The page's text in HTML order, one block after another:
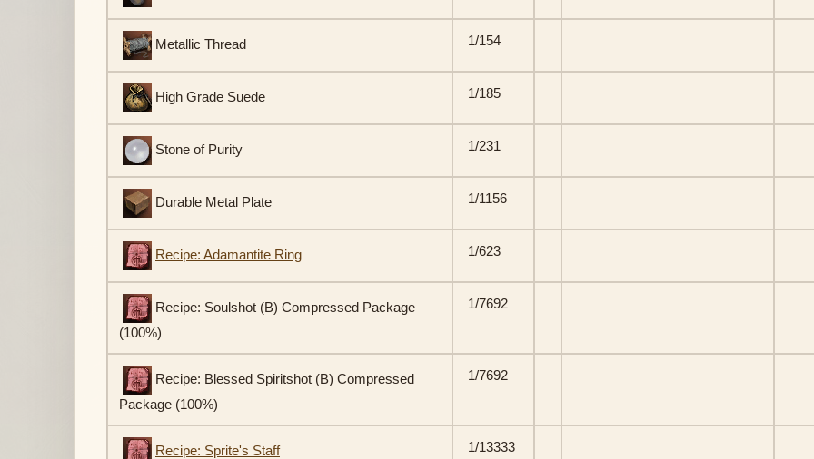
Metallic Thread 1/154
High Grade Suede 1/185
Stone of Purity 1/231
Durable Metal Plate 1/1156
Recipe: Adamantite Ring 1/623
Recipe: Soulshot (B) Compressed Package
(100%)
1/7692
Recipe: Blessed Spiritshot (B) Compressed
Package (100%)
1/7692
Recipe: Sprite's Staff 1/13333